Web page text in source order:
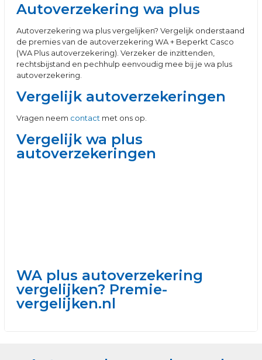
Autoverzekering wa plus
Autoverzekering wa plus vergelijken? Vergelijk onderstaand
de premies van de autoverzekering WA + Beperkt Casco
(WA Plus autoverzekering). Verzeker de inzittenden,
rechtsbijstand en pechhulp eenvoudig mee bij je wa plus
autoverzekering.
Vergelijk autoverzekeringen
Vragen neem contact met ons op.
Vergelijk wa plus
autoverzekeringen
WA plus autoverzekering
vergelijken? Premie-
vergelijken.nl